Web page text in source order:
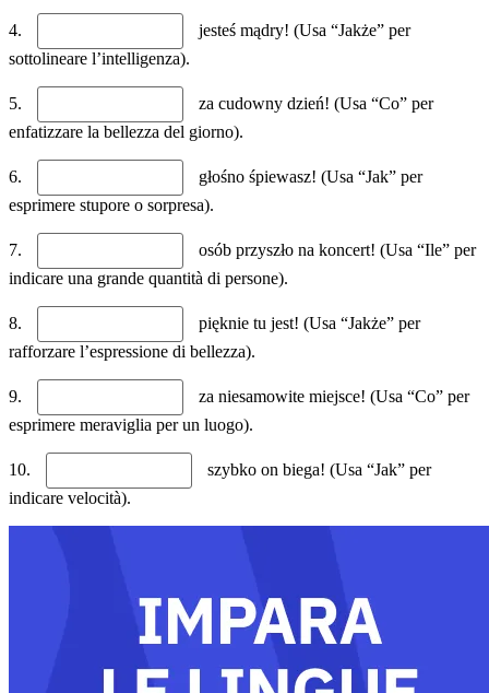
4.
jesteś mądry! (Usa “Jakże” per
sottolineare l’intelligenza).
5.
za cudowny dzień! (Usa “Co” per
enfatizzare la bellezza del giorno).
6.
głośno śpiewasz! (Usa “Jak” per
esprimere stupore o sorpresa).
7.
osób przyszło na koncert! (Usa “Ile” per
indicare una grande quantità di persone).
8.
pięknie tu jest! (Usa “Jakże” per
rafforzare l’espressione di bellezza).
9.
za niesamowite miejsce! (Usa “Co” per
esprimere meraviglia per un luogo).
10.
szybko on biega! (Usa “Jak” per
indicare velocità).